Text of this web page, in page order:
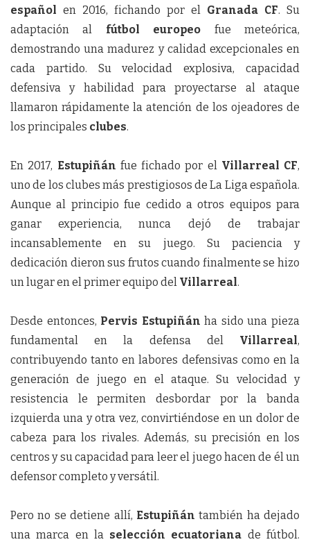
español en 2016, fichando por el Granada CF. Su
adaptación al fútbol europeo fue meteórica,
demostrando una madurez y calidad excepcionales en
cada partido. Su velocidad explosiva, capacidad
defensiva y habilidad para proyectarse al ataque
llamaron rápidamente la atención de los ojeadores de
los principales clubes.
En 2017, Estupiñán fue fichado por el Villarreal CF,
uno de los clubes más prestigiosos de La Liga española.
Aunque al principio fue cedido a otros equipos para
ganar experiencia, nunca dejó de trabajar
incansablemente en su juego. Su paciencia y
dedicación dieron sus frutos cuando finalmente se hizo
un lugar en el primer equipo del Villarreal.
Desde entonces, Pervis Estupiñán ha sido una pieza
fundamental en la defensa del Villarreal,
contribuyendo tanto en labores defensivas como en la
generación de juego en el ataque. Su velocidad y
resistencia le permiten desbordar por la banda
izquierda una y otra vez, convirtiéndose en un dolor de
cabeza para los rivales. Además, su precisión en los
centros y su capacidad para leer el juego hacen de él un
defensor completo y versátil.
Pero no se detiene allí, Estupiñán también ha dejado
una marca en la selección ecuatoriana de fútbol.